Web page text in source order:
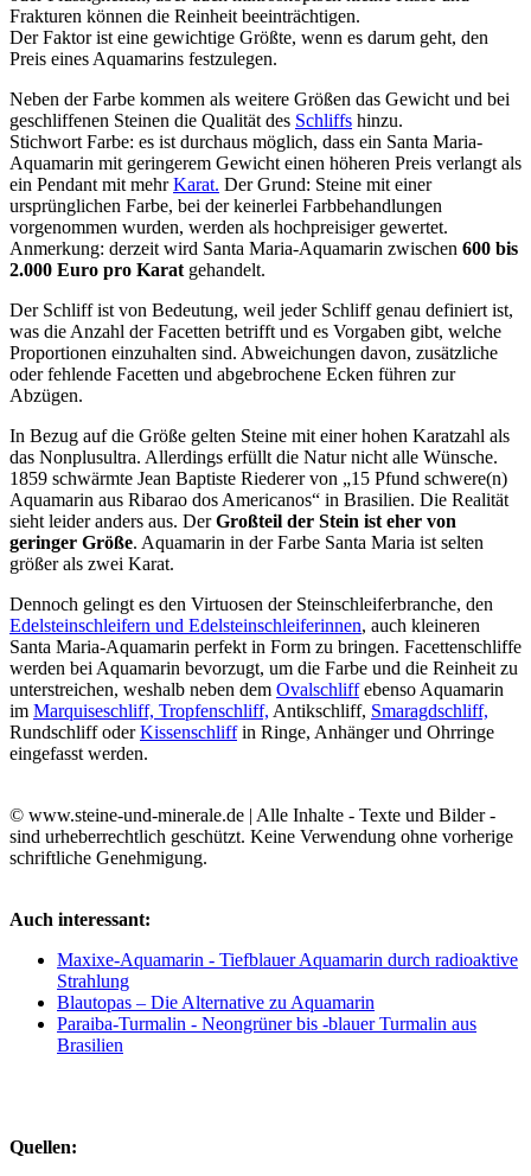
Frakturen können die Reinheit beeinträchtigen.
Der Faktor ist eine gewichtige Größte, wenn es darum geht, den
Preis eines Aquamarins festzulegen.
Neben der Farbe kommen als weitere Größen das Gewicht und bei
geschliffenen Steinen die Qualität des Schliffs hinzu.
Stichwort Farbe: es ist durchaus möglich, dass ein Santa Maria-
Aquamarin mit geringerem Gewicht einen höheren Preis verlangt als
ein Pendant mit mehrKarat. Der Grund: Steine mit einer
ursprünglichen Farbe, bei der keinerlei Farbbehandlungen
vorgenommen wurden, werden als hochpreisiger gewertet.
Anmerkung: derzeit wird Santa Maria-Aquamarin zwischen 600 bis
2.000 Euro pro Karat gehandelt.
Der Schliff ist von Bedeutung, weil jeder Schliff genau definiert ist,
was die Anzahl der Facetten betrifft und es Vorgaben gibt, welche
Proportionen einzuhalten sind. Abweichungen davon, zusätzliche
oder fehlende Facetten und abgebrochene Ecken führen zur
Abzügen.
In Bezug auf die Größe gelten Steine mit einer hohen Karatzahl als
das Nonplusultra. Allerdings erfüllt die Natur nicht alle Wünsche.
1859 schwärmte Jean Baptiste Riederer von „15 Pfund schwere(n)
Aquamarin aus Ribarao dos Americanos“ in Brasilien. Die Realität
sieht leider anders aus. DerGroßteil der Stein ist eher von
geringer Größe. Aquamarin in der Farbe Santa Maria ist selten
größer als zwei Karat.
Dennoch gelingt es den Virtuosen der Steinschleiferbranche, den
Edelsteinschleifern und Edelsteinschleiferinnen, auch kleineren
Santa Maria-Aquamarin perfekt in Form zu bringen. Facettenschliffe
werden bei Aquamarin bevorzugt, um die Farbe und die Reinheit zu
unterstreichen, weshalb neben dem Ovalschliffebenso Aquamarin
im Marquiseschliff, Tropfenschliff, Antikschliff, Smaragdschliff,
Rundschliff oderKissenschliffin Ringe, Anhänger und Ohrringe
eingefasst werden.
© www.steine-und-minerale.de | Alle Inhalte - Texte und Bilder -
sind urheberrechtlich geschützt. Keine Verwendung ohne vorherige
schriftliche Genehmigung.
Auch interessant:
Maxixe-Aquamarin - Tiefblauer Aquamarin durch radioaktive
Strahlung
Blautopas – Die Alternative zu Aquamarin
Paraiba-Turmalin - Neongrüner bis -blauer Turmalin aus
Brasilien
Quellen: